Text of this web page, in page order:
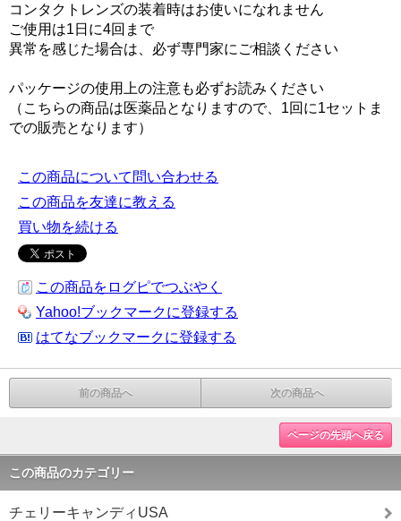
コンタクトレンズの装着時はお使いになれません
ご使用は1日に4回まで
異常を感じた場合は、必ず専門家にご相談ください
パッケージの使用上の注意も必ずお読みください
（こちらの商品は医薬品となりますので、1回に1セットま
での販売となります）
この商品について問い合わせる
この商品を友達に教える
買い物を続ける
この商品をログピでつぶやく
Yahoo!ブックマークに登録する
はてなブックマークに登録する
前の商品へ 次の商品へ
ページの先頭へ戻る
この商品のカテゴリー
チェリーキャンディUSA